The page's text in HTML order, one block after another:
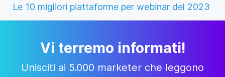
Le 10 migliori piattaforme per webinar del 2023
Vi terremo informati!
Unisciti ai 5.000 marketer che leggono